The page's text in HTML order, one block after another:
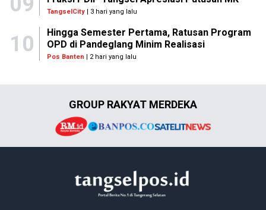
TangselCity | 3 hari yang lalu
10
Hingga Semester Pertama, Ratusan Program
OPD di Pandeglang Minim Realisasi
Pos Banten | 2 hari yang lalu
GROUP RAKYAT MERDEKA